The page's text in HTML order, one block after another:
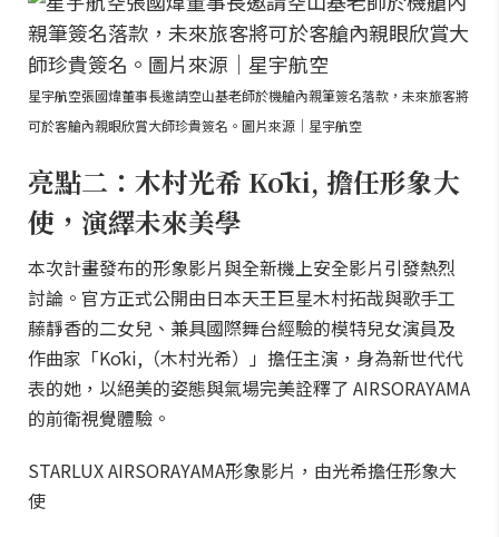
星宇航空張國煒董事長邀請空山基老師於機艙內親筆簽名落款，未來旅客將
可於客艙內親眼欣賞大師珍貴簽名。圖片來源｜星宇航空
亮點二：木村光希 Kōki, 擔任形象大
使，演繹未來美學
本次計畫發布的形象影片與全新機上安全影片引發熱烈
討論。官方正式公開由日本天王巨星木村拓哉與歌手工
藤靜香的二女兒、兼具國際舞台經驗的模特兒女演員及
作曲家「Kōki,（木村光希）」擔任主演，身為新世代代
表的她，以絕美的姿態與氣場完美詮釋了 AIRSORAYAMA
的前衛視覺體驗。
STARLUX AIRSORAYAMA形象影片，由光希擔任形象大
使